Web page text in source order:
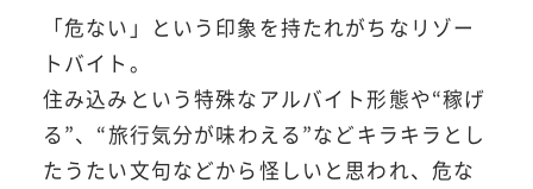
「危ない」という印象を持たれがちなリゾー
トバイト。
住み込みという特殊なアルバイト形態や“稼げ
る”、“旅行気分が味わえる”などキラキラとし
たうたい文句などから怪しいと思われ、危な